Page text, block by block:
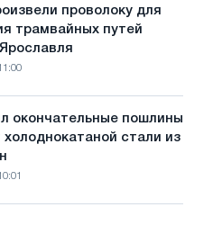
проволоку для
трамвайных путей
окончательные пошлины
холоднокатаной стали из